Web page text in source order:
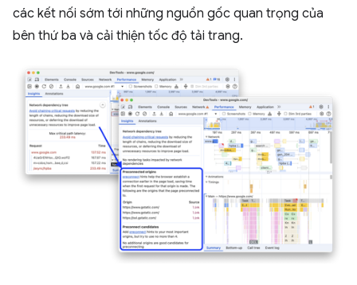
các kết nối sớm tới những nguồn gốc quan trọng của
bên thứ ba và cải thiện tốc độ tải trang.